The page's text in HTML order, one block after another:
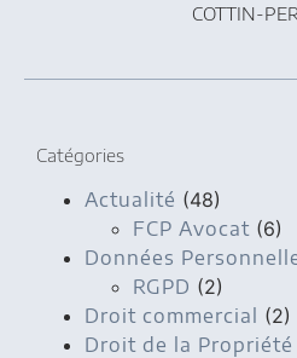
COTTIN-
Catégories
Actualité (48)
FCP Avocat (6)
Données
RGPD (2)
Droit commercial (2)
Droit de la